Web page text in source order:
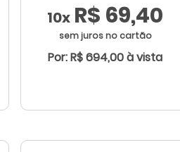
10x R$ 69,40
sem juros no cartão
Por: R$ 694,00 à vista